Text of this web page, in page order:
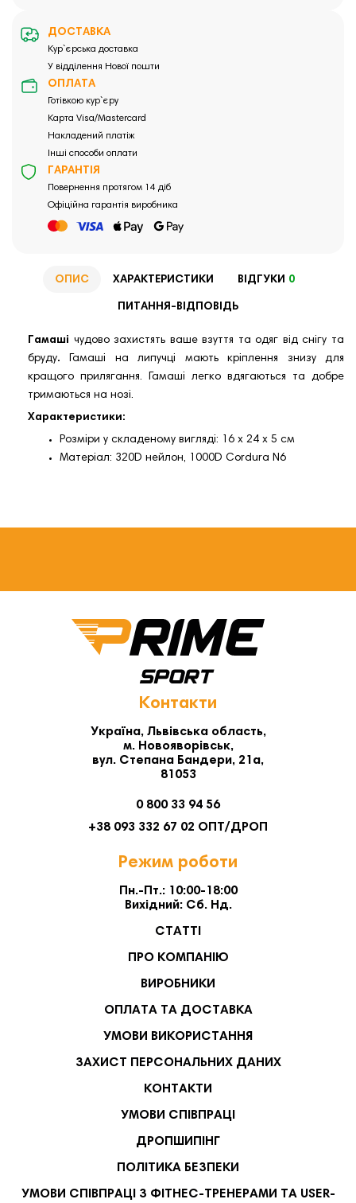
ДОСТАВКА
Кур`єрська доставка
У відділення Нової пошти
ОПЛАТА
Готівкою кур`єру
Карта Visa/Mastercard
Накладений платіж
Інші способи оплати
ГАРАНТІЯ
Повернення протягом 14 діб
Офіційна гарантія виробника
ОПИС ХАРАКТЕРИСТИКИ ВІДГУКИ 0
ПИТАННЯ-ВІДПОВІДЬ
Гамаші чудово захистять ваше взуття та одяг від снігу та
бруду.Гамаші на липучці мають кріплення знизу для
кращого прилягання. Гамаші легко вдягаються та добре
тримаються на нозі.
Характеристики:
Розміри у складеному вигляді: 16 х 24 х 5 см
Матеріал: 320D нейлон, 1000D Cordura N6
Контакти
Україна, Львівська область,
м. Новояворівськ,
вул. Степана Бандери, 21а,
81053
0 800 33 94 56
+38 093 332 67 02 ОПТ/ДРОП
Режим роботи
Пн.-Пт.: 10:00-18:00
Вихідний: Сб. Нд.
СТАТТІ
ПРО КОМПАНІЮ
ВИРОБНИКИ
ОПЛАТА ТА ДОСТАВКА
УМОВИ ВИКОРИСТАННЯ
ЗАХИСТ ПЕРСОНАЛЬНИХ ДАНИХ
КОНТАКТИ
УМОВИ СПІВПРАЦІ
ДРОПШИПІНГ
ПОЛІТИКА БЕЗПЕКИ
УМОВИ СПІВПРАЦІ З ФІТНЕС-ТРЕНЕРАМИ ТА USER-